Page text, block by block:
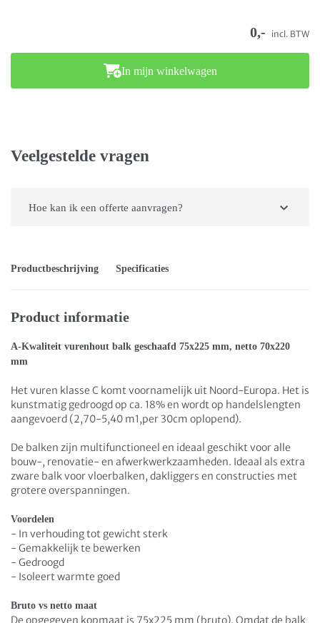
0,- incl. BTW
In mijn winkelwagen
Veelgestelde vragen
Hoe kan ik een offerte aanvragen?
Productbeschrijving Specificaties
Product informatie
A-Kwaliteit vurenhout balk geschaafd 75x225 mm, netto 70x220
mm
Het vuren klasse C komt voornamelijk uit Noord-Europa. Het is
kunstmatig gedroogd op ca. 18% en wordt op handelslengten
aangevoerd (2,70-5,40 m1,per 30cm oplopend).
De balken zijn multifunctioneel en ideaal geschikt voor alle
bouw-, renovatie- en afwerkwerkzaamheden. Ideaal als extra
zware balk voor vloerbalken, dakliggers en constructies met
grotere overspanningen.
Voordelen
- In verhouding tot gewicht sterk
- Gemakkelijk te bewerken
- Gedroogd
- Isoleert warmte goed
Bruto vs netto maat
De opgegeven kopmaat is 75x225 mm (bruto). Omdat de balk